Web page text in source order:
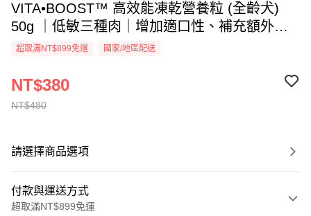
VITA•BOOST™ 高效能凍乾營養粒 (全齡犬)
50g ｜低敏三種肉｜增加適口性、補充額外營
養｜關節、毛髮、腸道保健｜動物型高蛋白含
超取滿NT$899免運 國家/地區配送
NT$480
NT$380
請選擇商品選項
付款與運送方式
超取滿NT$899免運